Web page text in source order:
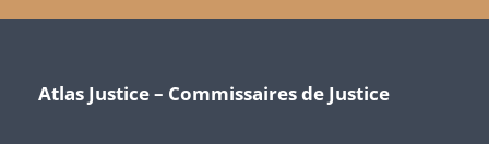
Atlas Justice – Commissaires de Justice